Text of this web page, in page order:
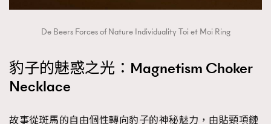
De Beers Forces of Nature Individuality Toi et Moi Ring
豹子的魅惑之光：Magnetism Choker
Necklace
故事從斑馬的自由個性轉向豹子的神秘魅力，由貼頸項鏈